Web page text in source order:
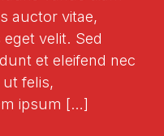
auctor vitae,
velit. Sed
et eleifend nec
felis,
ipsum […]